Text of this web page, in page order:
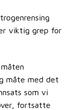
viktig grep for
måte med det
som vi
fortsatte